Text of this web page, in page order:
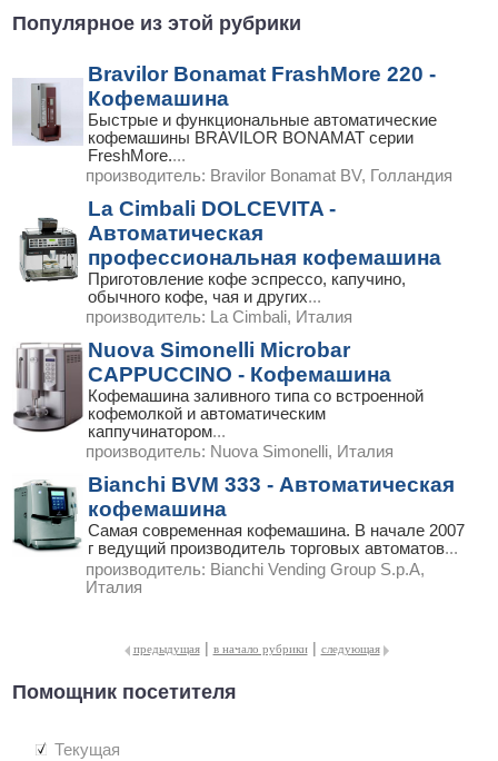
Популярное из этой рубрики
Bravilor Bonamat FrashMore 220 -
Кофемашина
Быстрые и функциональные автоматические
кофемашины BRAVILOR BONAMAT серии
FreshMore....
производитель: Bravilor Bonamat BV, Голландия
La Cimbali DOLCEVITA -
Автоматическая
профессиональная кофемашина
Приготовление кофе эспрессо, капучино,
обычного кофе, чая и других...
производитель: La Cimbali, Италия
Nuova Simonelli Microbar
CAPPUCCINO - Кофемашина
Кофемашина заливного типа со встроенной
кофемолкой и автоматическим
каппучинатором...
производитель: Nuova Simonelli, Италия
Bianchi BVM 333 - Автоматическая
кофемашина
Самая современная кофемашина. В начале 2007
г ведущий производитель торговых автоматов...
производитель: Bianchi Vending Group S.p.A,
Италия
предыдущая | в начало рубрики | следующая
Помощник посетителя
Текущая